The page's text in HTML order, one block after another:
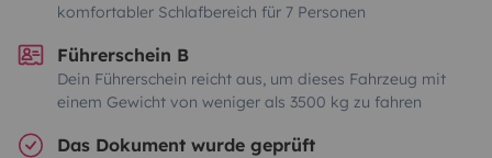
komfortabler Schlafbereich für 7 Personen
Führerschein B
Dein Führerschein reicht aus, um dieses Fahrzeug mit
einem Gewicht von weniger als 3500 kg zu fahren
Das Dokument wurde geprüft